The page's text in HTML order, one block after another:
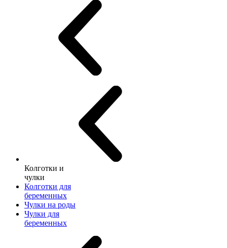
Колготки и
чулки
Колготки для
беременных
Чулки на роды
Чулки для
беременных